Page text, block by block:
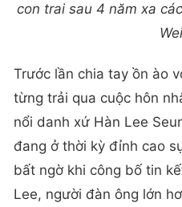
con trai sau 4 năm xa
Trước lần chia tay ồn ào
từng trải qua cuộc hôn
nổi danh xứ Hàn Lee
đang ở thời kỳ đỉnh cao
bất ngờ khi công bố tin
Lee, người đàn ông lớn